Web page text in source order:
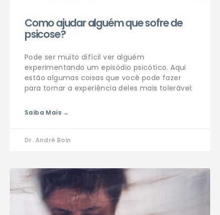
Como ajudar alguém que sofre de
psicose?
Pode ser muito difícil ver alguém
experimentando um episódio psicótico. Aqui
estão algumas coisas que você pode fazer
para tornar a experiência deles mais tolerável:
Saiba Mais →
Dr. André Boin